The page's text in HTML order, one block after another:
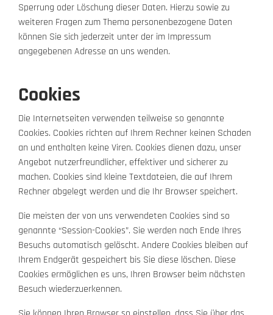
Sperrung oder Löschung dieser Daten. Hierzu sowie zu
weiteren Fragen zum Thema personenbezogene Daten
können Sie sich jederzeit unter der im Impressum
angegebenen Adresse an uns wenden.
Cookies
Die Internetseiten verwenden teilweise so genannte
Cookies. Cookies richten auf Ihrem Rechner keinen Schaden
an und enthalten keine Viren. Cookies dienen dazu, unser
Angebot nutzerfreundlicher, effektiver und sicherer zu
machen. Cookies sind kleine Textdateien, die auf Ihrem
Rechner abgelegt werden und die Ihr Browser speichert.
Die meisten der von uns verwendeten Cookies sind so
genannte “Session-Cookies”. Sie werden nach Ende Ihres
Besuchs automatisch gelöscht. Andere Cookies bleiben auf
Ihrem Endgerät gespeichert bis Sie diese löschen. Diese
Cookies ermöglichen es uns, Ihren Browser beim nächsten
Besuch wiederzuerkennen.